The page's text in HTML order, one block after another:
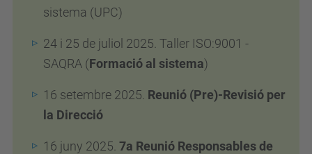
sistema (UPC)
24 i 25 de juliol 2025. Taller ISO:9001 -
SAQRA (Formació al sistema)
16 setembre 2025. Reunió (Pre)-Revisió per
la Direcció
16 juny 2025. 7a Reunió Responsables de